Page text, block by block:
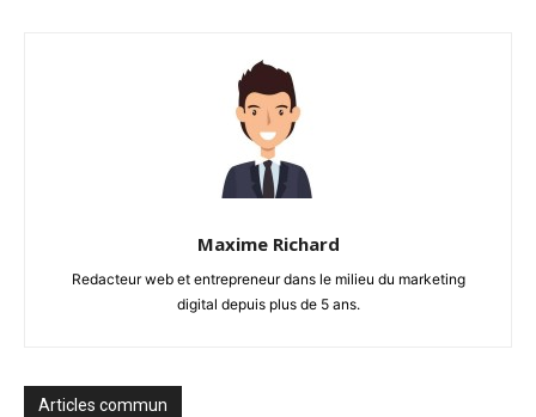
Maxime Richard
Redacteur web et entrepreneur dans le milieu du marketing
digital depuis plus de 5 ans.
Articles commun